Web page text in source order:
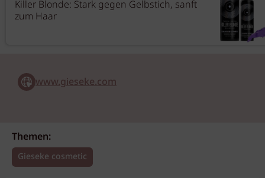
Killer Blonde: Stark gegen Gelbstich, sanft
zum Haar
www.gieseke.com
Themen:
Gieseke cosmetic